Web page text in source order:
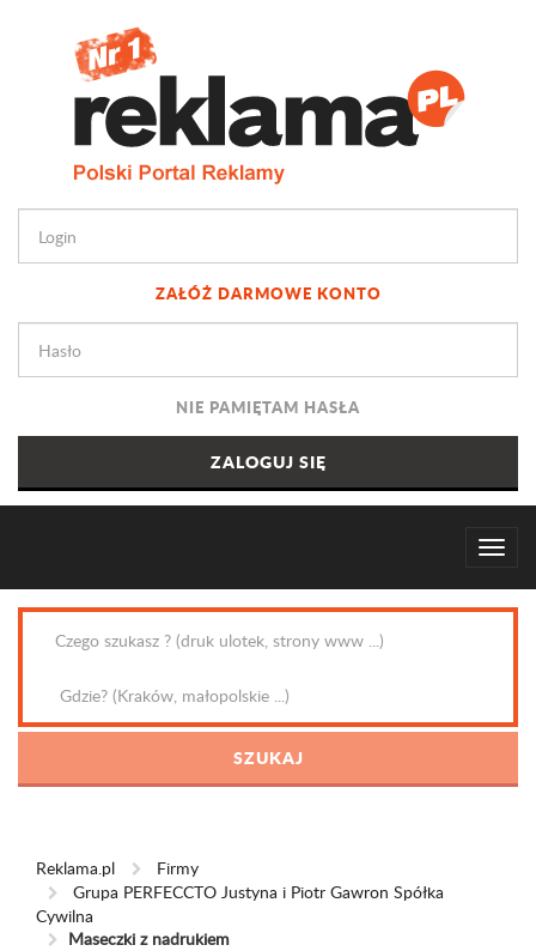
ZAŁÓŻ DARMOWE KONTO
NIE PAMIĘTAM HASŁA
Reklama.pl
Firmy
Grupa PERFECCTO Justyna i Piotr Gawron Spółka
Cywilna
Maseczki z nadrukiem